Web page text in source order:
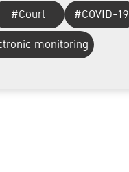
#Court
#COVID-19
monitoring